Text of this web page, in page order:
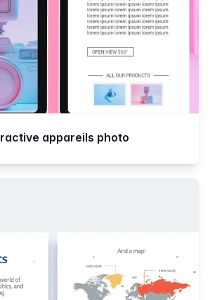
appareils photo